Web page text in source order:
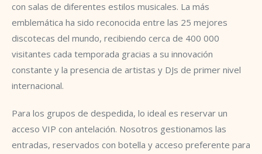
con salas de diferentes estilos musicales. La más
emblemática ha sido reconocida entre las 25 mejores
discotecas del mundo, recibiendo cerca de 400 000
visitantes cada temporada gracias a su innovación
constante y la presencia de artistas y DJs de primer nivel
internacional.
Para los grupos de despedida, lo ideal es reservar un
acceso VIP con antelación. Nosotros gestionamos las
entradas, reservados con botella y acceso preferente para